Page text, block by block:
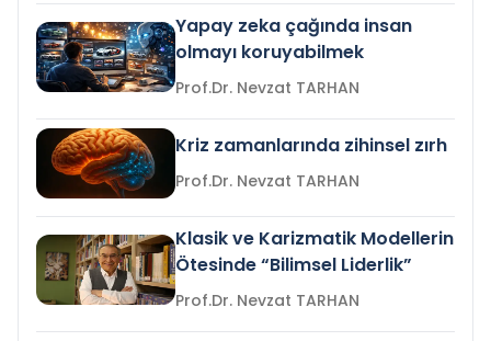
Yapay zeka çağında insan
olmayı koruyabilmek
Prof.Dr. Nevzat TARHAN
Kriz zamanlarında zihinsel zırh
Prof.Dr. Nevzat TARHAN
Klasik ve Karizmatik Modellerin
Ötesinde “Bilimsel Liderlik”
Prof.Dr. Nevzat TARHAN